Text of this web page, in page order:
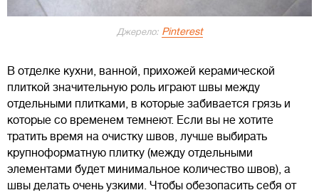
Джерело: Pinterest
В отделке кухни, ванной, прихожей керамической
плиткой значительную роль играют швы между
отдельными плитками, в которые забивается грязь и
которые со временем темнеют. Если вы не хотите
тратить время на очистку швов, лучше выбирать
крупноформатную плитку (между отдельными
элементами будет минимальное количество швов), а
швы делать очень узкими. Чтобы обезопасить себя от